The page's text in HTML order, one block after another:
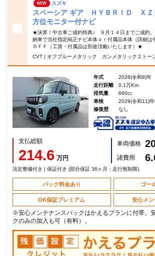
NEW スズキ
スペーシア ギア ＨＹＢＲＩＤ Ｘ
方位モニター付ナビ
★決算！中古車ご成約特典♪ ９月１４日までご成約
納車で当社指定純正ナビ本体ｏｒ付属品本体（詳細は
ＯＦＦ（工賃・付属品は別途頂戴いたします）★
CVT | オフブルーメタリック ガンメタリック２トー
年式
2026(令和8)年
走行距離
0.1万Km
排気量
660cc
車検
2029(令和11)年
修復歴
なし
支払総額
214.6 万円
車両価格
諸費用
法定整備付き | 保証付き (部分保証 36ヶ月：走行無制限)
パック料金あり ゴー
OK保証プレミアム 安心メ
※安心メンテナンスパックはかえるプランに付帯。
クのみの加入も可（有料）。